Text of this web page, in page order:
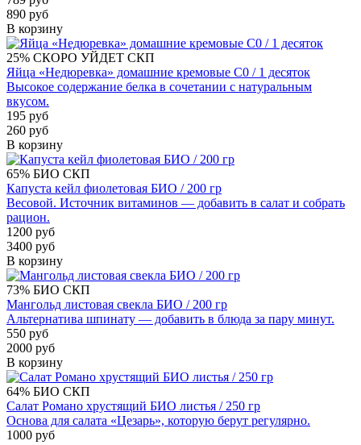
890 руб
В корзину
25% СКОРО УЙДЕТ СКП
Яйца «Недюревка» домашние кремовые С0 / 1 десяток
Высокое содержание белка в сочетании с натуральным
вкусом.
195 руб
260 руб
В корзину
65% БИО СКП
Капуста кейл фиолетовая БИО / 200 гр
Весовой. Источник витаминов — добавить в салат и собрать
рацион.
1200 руб
3400 руб
В корзину
73% БИО СКП
Мангольд листовая свекла БИО / 200 гр
Альтернатива шпинату — добавить в блюда за пару минут.
550 руб
2000 руб
В корзину
64% БИО СКП
Салат Романо хрустящий БИО листья / 250 гр
Основа для салата «Цезарь», которую берут регулярно.
1000 руб